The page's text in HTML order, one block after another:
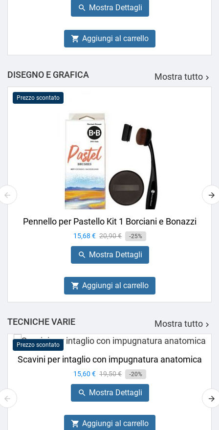
 Mostra Dettagli
 Aggiungi al carrello
DISEGNO E GRAFICA Mostra tutto 
Prezzo scontato
Pennello per Pastello Kit 1 Borciani e Bonazzi
Prezzo
15,68 € Prezzo
base
20,90 € -25%
 Mostra Dettagli
 Aggiungi al carrello
TECNICHE VARIE Mostra tutto 
Prezzo scontato
Scavini per intaglio con impugnatura anatomica
Prezzo
15,60 € Prezzo
base
19,50 € -20%
 Mostra Dettagli
 Aggiungi al carrello